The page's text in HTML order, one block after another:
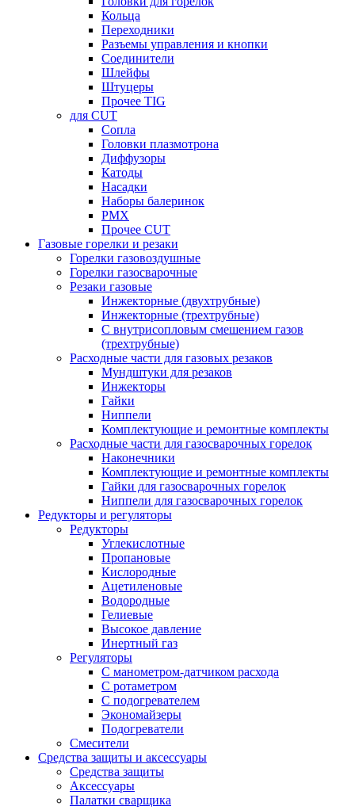
Кольца
Переходники
Разъемы управления и кнопки
Соединители
Шлейфы
Штуцеры
Прочее TIG
для CUT
Сопла
Головки плазмотрона
Диффузоры
Катоды
Насадки
Наборы балеринок
PMX
Прочее CUT
Газовые горелки и резаки
Горелки газовоздушные
Горелки газосварочные
Резаки газовые
Инжекторные (двухтрубные)
Инжекторные (трехтрубные)
С внутрисопловым смешением газов
(трехтрубные)
Расходные части для газовых резаков
Мундштуки для резаков
Инжекторы
Гайки
Ниппели
Комплектующие и ремонтные комплекты
Расходные части для газосварочных горелок
Наконечники
Комплектующие и ремонтные комплекты
Гайки для газосварочных горелок
Ниппели для газосварочных горелок
Редукторы и регуляторы
Редукторы
Углекислотные
Пропановые
Кислородные
Ацетиленовые
Водородные
Гелиевые
Высокое давление
Инертный газ
Регуляторы
С манометром-датчиком расхода
С ротаметром
С подогревателем
Экономайзеры
Подогреватели
Смесители
Средства защиты и аксессуары
Средства защиты
Аксессуары
Палатки сварщика